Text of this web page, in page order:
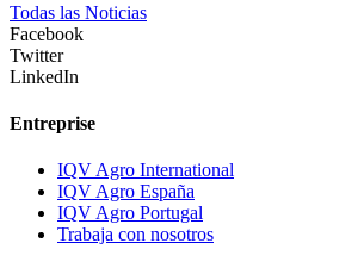
Todas las Noticias
Facebook
Twitter
LinkedIn
Entreprise
IQV Agro International
IQV Agro España
IQV Agro Portugal
Trabaja con nosotros